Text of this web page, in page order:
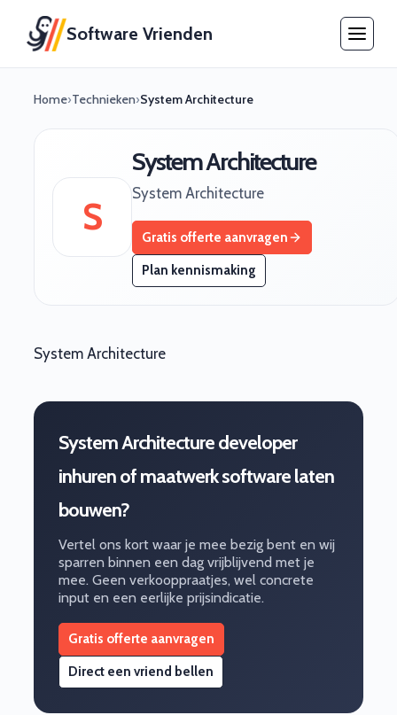
Software Vrienden
Home›Technieken›System Architecture
S
System Architecture
System Architecture
Gratis offerte aanvragen
Plan kennismaking
System Architecture
System Architecture developer
inhuren of maatwerk software laten
bouwen?
Vertel ons kort waar je mee bezig bent en wij
sparren binnen een dag vrijblijvend met je
mee. Geen verkooppraatjes, wel concrete
input en een eerlijke prijsindicatie.
Gratis offerte aanvragen
Direct een vriend bellen